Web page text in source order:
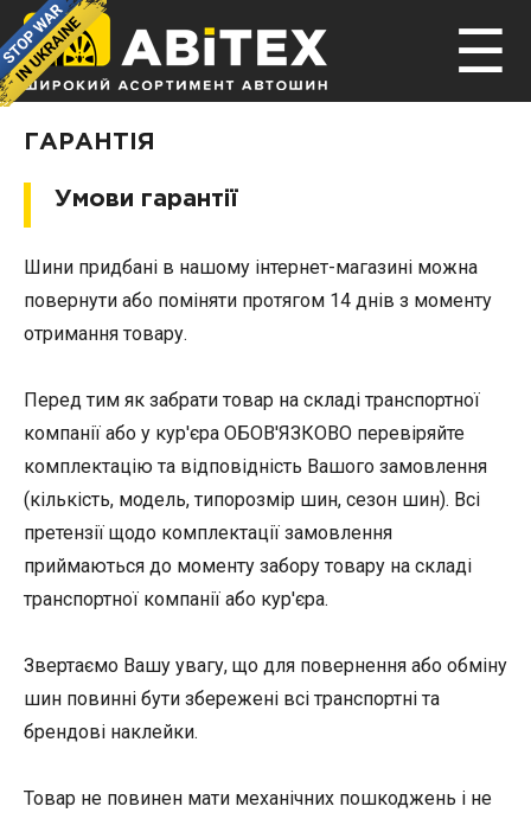
☰
ГАРАНТІЯ
Умови гарантії
Шини придбані в нашому інтернет-магазині можна
повернути або поміняти протягом 14 днів з моменту
отримання товару.
Перед тим як забрати товар на складі транспортної
компанії або у кур'єра ОБОВ'ЯЗКОВО перевіряйте
комплектацію та відповідність Вашого замовлення
(кількість, модель, типорозмір шин, сезон шин). Всі
претензії щодо комплектації замовлення
приймаються до моменту забору товару на складі
транспортної компанії або кур'єра.
Звертаємо Вашу увагу, що для повернення або обміну
шин повинні бути збережені всі транспортні та
брендові наклейки.
Товар не повинен мати механічних пошкоджень і не